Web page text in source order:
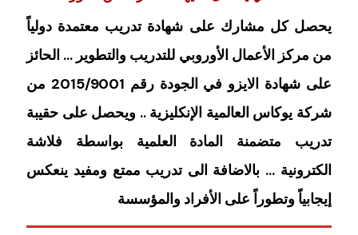
يحصل كل مشارك على شهادة تدريب معتمدة دولياً
من مركز الأعمال الأوروبي للتدريب والتطوير … الحائز
على شهادة الايزو في الجودة رقم 2015/9001 من
شركة يوكاس العالمية الإنكليزية .. ويحصل على حقيبة
تدريب متضمنة المادة العلمية بواسطة فلاشة
الكترونية … بالاضافة الى تدريب ممتع ومفيد ينعكس
إيجابياً وتطوراً على الأفراد والمؤسسة